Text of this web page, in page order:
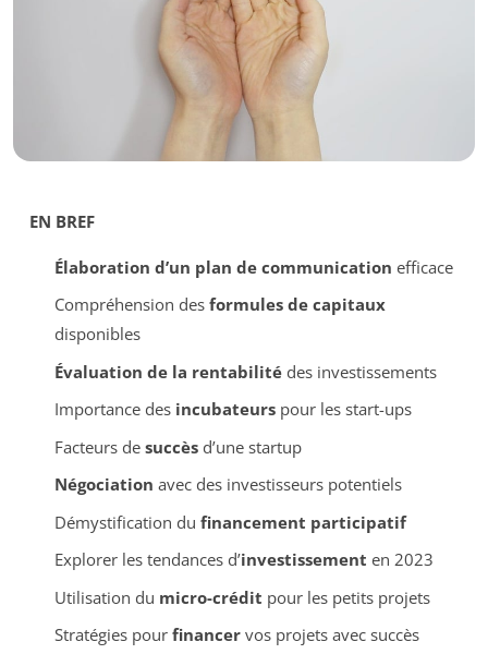
EN BREF
Élaboration d’un plan de communication efficace
Compréhension des formules de capitaux
disponibles
Évaluation de la rentabilitédes investissements
Importance des incubateurspour les start-ups
Facteurs de succèsd’une startup
Négociation avec des investisseurs potentiels
Démystification du financement participatif
Explorer les tendances d’investissement en 2023
Utilisation du micro-crédit pour les petits projets
Stratégies pour financervos projets avec succès